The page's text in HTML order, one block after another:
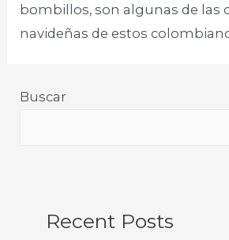
bombillos, son algunas de las
navideñas de estos
Buscar
Recent Posts